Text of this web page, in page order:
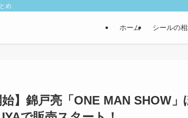
め
ホーム シールの
始】錦戸亮「ONE MAN SHOW